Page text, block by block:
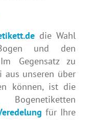
die Wahl
und den
Gegensatz zu
aus unseren über
können, ist die
für Ihre